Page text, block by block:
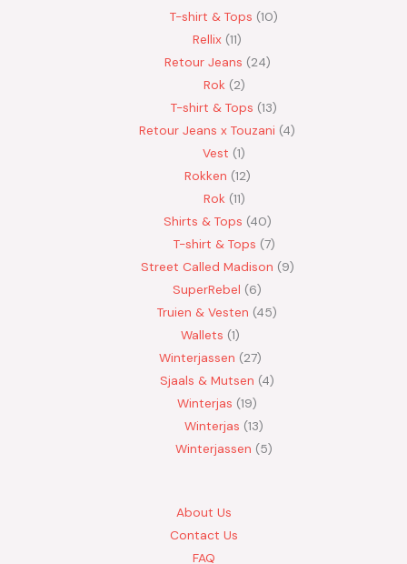
T-shirt & Tops 10
Rellix 11
Retour Jeans 24
Rok 2
T-shirt & Tops 13
Retour Jeans x Touzani 4
Vest 1
Rokken 12
Rok 11
Shirts & Tops 40
T-shirt & Tops 7
Street Called Madison 9
SuperRebel
6
Truien & Vesten 45
Wallets 1
Winterjassen
27
Sjaals & Mutsen 4
Winterjas 19
Winterjas 13
Winterjassen
5
About Us
Contact Us
FAQ